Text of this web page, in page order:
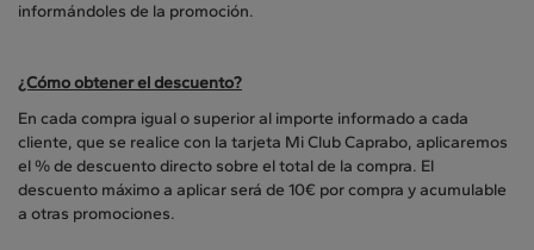
informándoles de la promoción.
¿Cómo obtener el descuento?
En cada compra igual o superior al importe informado a cada
cliente, que se realice con la tarjeta Mi Club Caprabo, aplicaremos
el % de descuento directo sobre el total de la compra. El
descuento máximo a aplicar será de 10€ por compra y acumulable
a otras promociones.